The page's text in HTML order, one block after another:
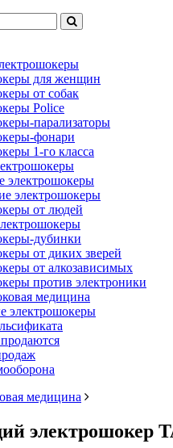
для женщин
от собак
Police
парализаторы
фонари
1-го класса
электрошокеры
электрошокеры
от людей
дубинки
от диких зверей
от алкозависимых
против электроники
медицина
электрошокеры
медицина
электрошокер